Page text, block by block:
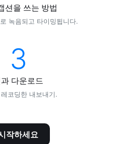
션을 쓰는 방법
녹음되고 타이밍됩니다.
3
다운로드
코딩한 내보내기.
작하세요